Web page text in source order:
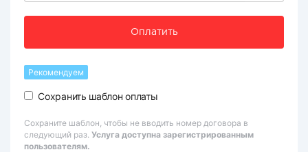
Оплатить
Рекомендуем
Сохранить шаблон оплаты
Сохраните шаблон, чтобы не вводить номер договора в
следующий раз. Услуга доступна зарегистрированным
пользователям.